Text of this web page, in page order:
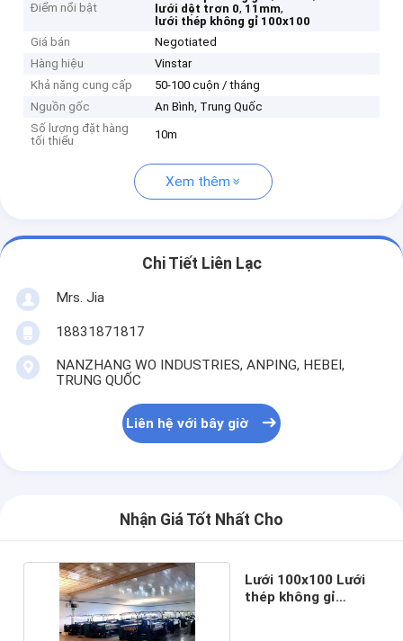
Điểm nổi bật
lưới dệt trơn 0, 11mm,
lưới thép không gỉ 100x100
Giá bán
Negotiated
Hàng hiệu
Vinstar
Khả năng cung cấp
50-100 cuộn / tháng
Nguồn gốc
An Bình, Trung Quốc
Số lượng đặt hàng
tối thiểu
10m
Xem thêm
Chi Tiết Liên Lạc
Mrs. Jia
18831871817
NANZHANG WO INDUSTRIES, ANPING, HEBEI,
TRUNG QUỐC
Liên hệ với bây giờ
Nhận Giá Tốt Nhất Cho
Lưới 100x100 Lưới
thép không gỉ